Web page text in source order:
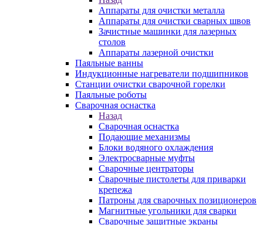
Аппараты для очистки металла
Аппараты для очистки сварных швов
Зачистные машинки для лазерных
столов
Аппараты лазерной очистки
Паяльные ванны
Индукционные нагреватели подшипников
Станции очистки сварочной горелки
Паяльные роботы
Сварочная оснастка
Назад
Сварочная оснастка
Подающие механизмы
Блоки водяного охлаждения
Электросварные муфты
Сварочные центраторы
Сварочные пистолеты для приварки
крепежа
Патроны для сварочных позиционеров
Магнитные угольники для сварки
Сварочные защитные экраны